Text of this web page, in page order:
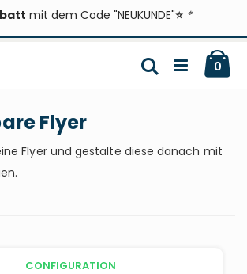
mit dem Code "NEUKUNDE"⭐ *
0
Suche
Flyer
Flyer und gestalte diese danach mit
CONFIGURATION